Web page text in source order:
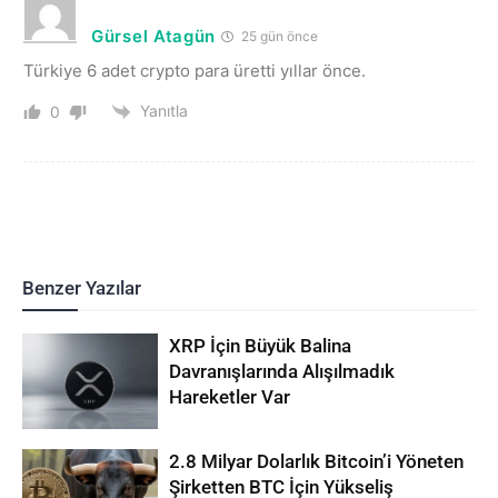
Gürsel Atagün 25 gün önce
Türkiye 6 adet crypto para üretti yıllar önce.
0 Yanıtla
Benzer Yazılar
XRP İçin Büyük Balina
Davranışlarında Alışılmadık
Hareketler Var
2.8 Milyar Dolarlık Bitcoin’i Yöneten
Şirketten BTC İçin Yükseliş